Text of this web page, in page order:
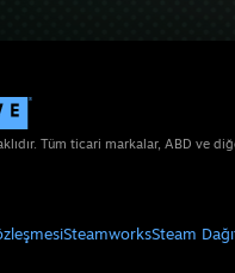
Tüm ticari markalar, ABD ve
SteamworksSteam